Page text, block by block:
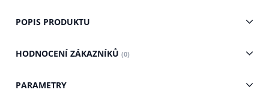
POPIS PRODUKTU
HODNOCENÍ ZÁKAZNÍKŮ (0)
PARAMETRY